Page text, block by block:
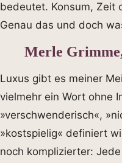
bedeutet. Konsum, Zeit
Genau das und doch
Merle
Luxus gibt es meiner
vielmehr ein Wort ohne
»verschwenderisch«,
»kostspielig« definiert
noch komplizierter: